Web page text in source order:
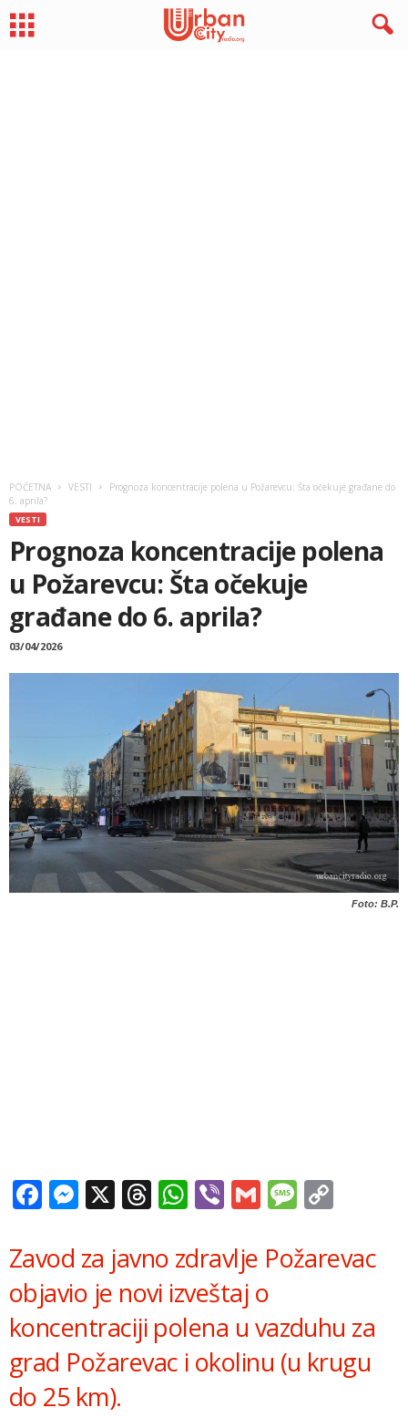
POČETNA VESTI
Prognoza koncentracije polena u Požarevcu: Šta očekuje građane do
6. aprila?
VESTI
Prognoza koncentracije polena
u Požarevcu: Šta očekuje
građane do 6. aprila?
03/04/2026
Foto: B.P.
Facebook
Messenger
X Threads
WhatsApp
ViberGmail
Zavod za javno zdravlje Požarevac
objavio je novi izveštaj o
koncentraciji polena u vazduhu za
grad Požarevac i okolinu (u krugu
do 25 km).